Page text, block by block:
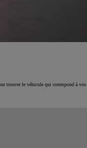
trouver le véhicule qui correspond à vos